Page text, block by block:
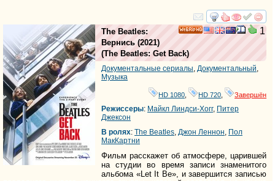
смотреть
1
The Beatles:
Вернись (2021)
(The Beatles: Get Back)
Документальные сериалы, Документальный,
Музыка
HD 1080 HD 720 Завершён
Режиссеры: Майкл Линдси-Хогг, Питер
Джексон
В ролях: The Beatles, Джон Леннон, Пол
МакКартни
Фильм расскажет об атмосфере, царившей
на студии во время записи знаменитого
альбома «Let It Be», и завершится записью